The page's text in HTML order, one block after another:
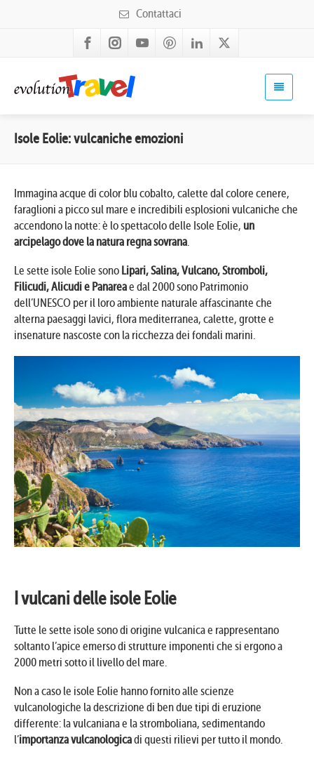
Contattaci
Isole Eolie: vulcaniche emozioni
Immagina acque di color blu cobalto, calette dal colore cenere,
faraglioni a picco sul mare e incredibili esplosioni vulcaniche che
accendono la notte: è lo spettacolo delle Isole Eolie, un
arcipelago dove la natura regna sovrana.
Le sette isole Eolie sono Lipari, Salina, Vulcano, Stromboli,
Filicudi, Alicudi e Panareae dal 2000 sono Patrimonio
dell’UNESCO per il loro ambiente naturale affascinante che
alterna paesaggi lavici, flora mediterranea, calette, grotte e
insenature nascoste con la ricchezza dei fondali marini.
I vulcani delle isole Eolie
Tutte le sette isole sono di origine vulcanica e rappresentano
soltanto l’apice emerso di strutture imponenti che si ergono a
2000 metri sotto il livello del mare.
Non a caso le isole Eolie hanno fornito alle scienze
vulcanologiche la descrizione di ben due tipi di eruzione
differente: la vulcaniana e la stromboliana, sedimentando
l’importanza vulcanologicadi questi rilievi per tutto il mondo.